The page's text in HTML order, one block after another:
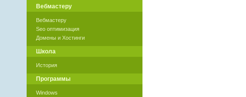
Вебмастеру
Вебмастеру
Seo оптимизация
Домены и Хостинги
Школа
История
Программы
Windows